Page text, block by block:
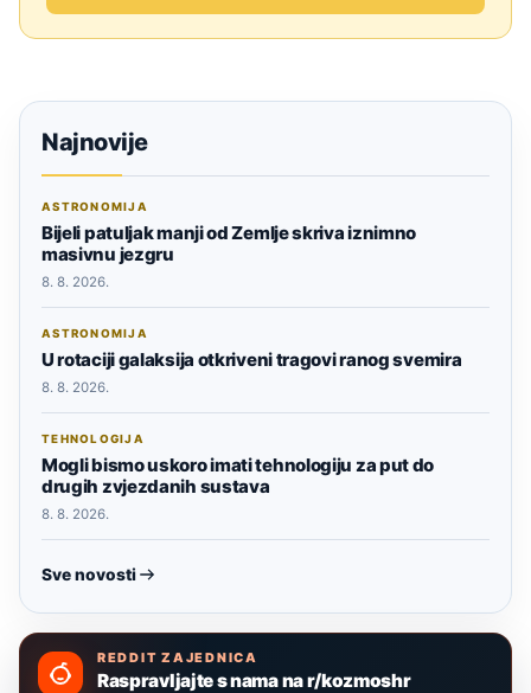
Najnovije
ASTRONOMIJA
Bijeli patuljak manji od Zemlje skriva iznimno
masivnu jezgru
8. 8. 2026.
ASTRONOMIJA
U rotaciji galaksija otkriveni tragovi ranog svemira
8. 8. 2026.
TEHNOLOGIJA
Mogli bismo uskoro imati tehnologiju za put do
drugih zvjezdanih sustava
8. 8. 2026.
Sve novosti
REDDIT ZAJEDNICA
Raspravljajte s nama na r/kozmoshr